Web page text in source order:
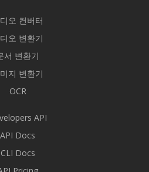
오 컨버터
오 변환기
서 변환기
지 변환기
OCR
API
API Docs
CLI Docs